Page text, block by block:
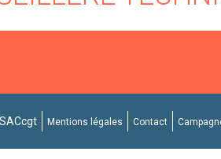
Mentions légales Contact